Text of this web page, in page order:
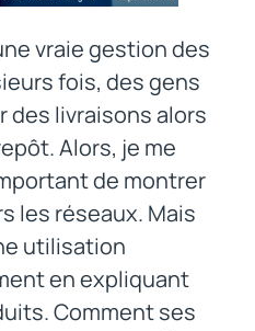
vraie gestion des
fois, des gens
des livraisons alors
Alors, je me
de montrer
les réseaux. Mais
utilisation
en expliquant
Comment ses